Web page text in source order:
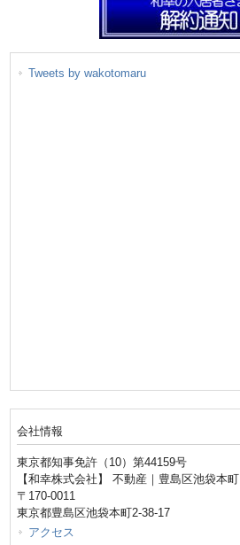
Tweets by wakotomaru
会社情報
東京都知事免許（10）第44159号
【和幸株式会社】 不動産｜豊島区池袋本町
〒170-0011
東京都豊島区池袋本町2-38-17
アクセス